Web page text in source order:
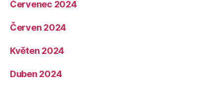
Červenec 2024
Červen 2024
Květen 2024
Duben 2024